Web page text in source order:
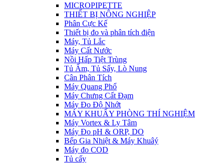
MICROPIPETTE
THIẾT BỊ NÔNG NGHIỆP
Phân Cực Kế
Thiết bị đo và phân tích điện
Máy, Tủ Lắc
Máy Cất Nước
Nồi Hấp Tiệt Trùng
Tủ Ấm, Tủ Sấy, Lò Nung
Cân Phân Tích
Máy Quang Phổ
Máy Chưng Cất Đạm
Máy Đo Độ Nhớt
MÁY KHUẤY PHÒNG THÍ NGHIỆM
Máy Vortex & Ly Tâm
Máy Đo pH & ORP, DO
Bếp Gia Nhiệt & Máy Khuâý
Máy đo COD
Tủ cấy